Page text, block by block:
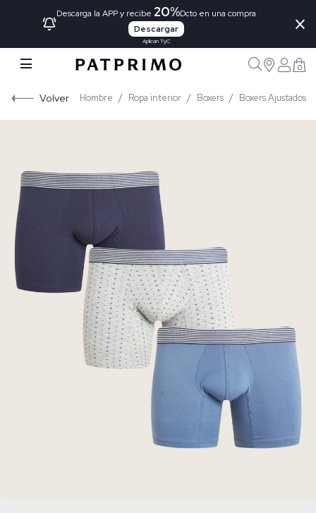
Descarga la APP y recibe 20%Dcto en una compra
Descargar
Aplican TyC
×
0
Volver Hombre Ropa interior Boxers Boxers Ajustados